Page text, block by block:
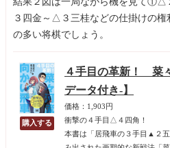
３四金～△３三桂などの仕掛けの権
の多い将棋でしょう。
４手目の革新！ 菜
データ付き-】
価格：1,903円
衝撃の４手目△４四角！
本書は「居飛車の３手目▲２